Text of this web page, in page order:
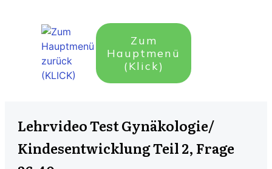
Zum
Hauptmenü
(Klick)
Lehrvideo Test Gynäkologie/
Kindesentwicklung Teil 2, Frage